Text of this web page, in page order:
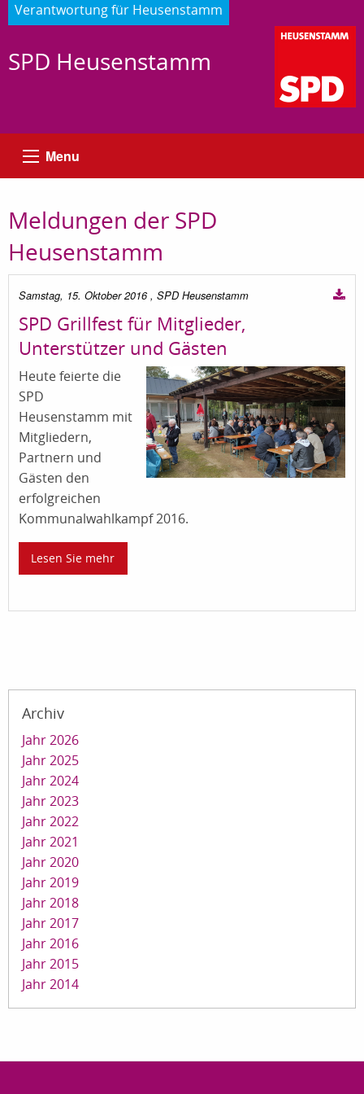
Verantwortung für Heusenstamm
SPD Heusenstamm
Menu
Meldungen der SPD
Heusenstamm
Samstag, 15. Oktober 2016 , SPD Heusenstamm
SPD Grillfest für Mitglieder,
Unterstützer und Gästen
Heute feierte die
SPD
Heusenstamm mit
Mitgliedern,
Partnern und
Gästen den
erfolgreichen
Kommunalwahlkampf 2016.
Lesen Sie mehr
Archiv
Jahr 2026
Jahr 2025
Jahr 2024
Jahr 2023
Jahr 2022
Jahr 2021
Jahr 2020
Jahr 2019
Jahr 2018
Jahr 2017
Jahr 2016
Jahr 2015
Jahr 2014